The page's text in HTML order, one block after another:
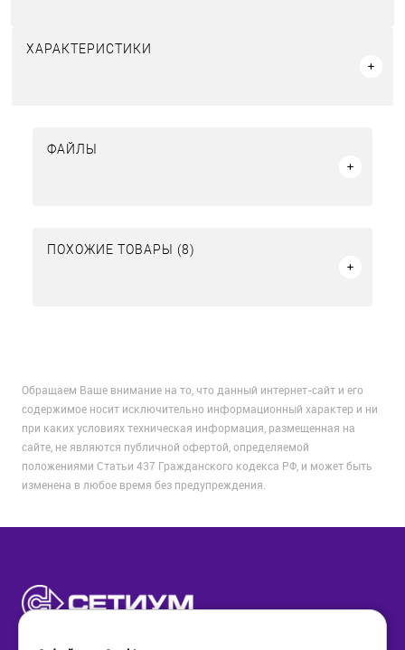
ХАРАКТЕРИСТИКИ
ФАЙЛЫ
ПОХОЖИЕ ТОВАРЫ (8)
Обращаем Ваше внимание на то, что данный интернет-сайт и его
содержимое носит исключительно информационный характер и ни
при каких условиях техническая информация, размещенная на
сайте, не являются публичной офертой, определяемой
положениями Статьи 437 Гражданского кодекса РФ, и может быть
изменена в любое время без предупреждения.